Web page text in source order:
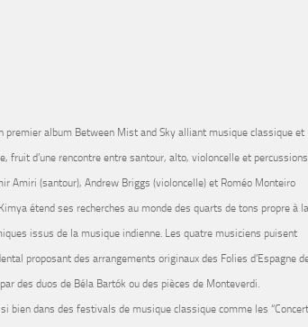
premier album Between Mist and Sky alliant musique classique et
fruit d’une rencontre entre santour, alto, violoncelle et
Amiri (santour), Andrew Briggs (violoncelle) et Roméo Monteiro
étend ses recherches au monde des quarts de tons propre à la
issus de la musique indienne. Les quatre musiciens puisent
proposant des arrangements originaux des Folies d’Espagne
des duos de Béla Bartók ou des pièces de Monteverdi.
bien dans des festivals de musique classique comme les